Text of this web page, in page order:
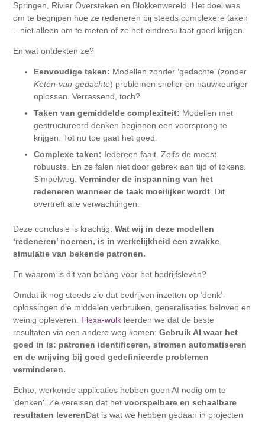
Springen, Rivier Oversteken en Blokkenwereld. Het doel was
om te begrijpen hoe ze redeneren bij steeds complexere taken
– niet alleen om te meten of ze het eindresultaat goed krijgen.
En wat ontdekten ze?
Eenvoudige taken: Modellen zonder ‘gedachte’ (zonder
Keten-van-gedachte) problemen sneller en nauwkeuriger
oplossen. Verrassend, toch?
Taken van gemiddelde complexiteit: Modellen met
gestructureerd denken beginnen een voorsprong te
krijgen. Tot nu toe gaat het goed.
Complexe taken: Iedereen faalt. Zelfs de meest
robuuste. En ze falen niet door gebrek aan tijd of tokens.
Simpelweg.Verminder de inspanning van het
redeneren wanneer de taak moeilijker wordt . Dit
overtreft alle verwachtingen.
Deze conclusie is krachtig:Wat wij in deze modellen
‘redeneren’ noemen, is in werkelijkheid een zwakke
simulatie van bekende patronen.
En waarom is dit van belang voor het bedrijfsleven?
Omdat ik nog steeds zie dat bedrijven inzetten op ‘denk’-
oplossingen die middelen verbruiken, generalisaties beloven en
weinig opleveren. Flexa-wolk leerden we dat de beste
resultaten via een andere weg komen:Gebruik AI waar het
goed in is: patronen identificeren, stromen automatiseren
en de wrijving bij goed gedefinieerde problemen
verminderen.
Echte, werkende applicaties hebben geen AI nodig om te
'denken'. Ze vereisen dat hetvoorspelbare en schaalbare
resultaten leverenDat is wat we hebben gedaan in projecten